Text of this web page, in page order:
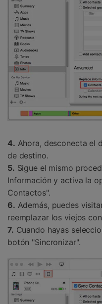
4. Ahora, desconecta el
de destino.
5. Sigue el mismo
Información y activa la
Contactos".
6. Además, puedes
reemplazar los viejos
7. Cuando hayas
botón "Sincronizar".